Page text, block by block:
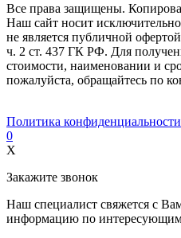
Все права защищены.
Наш сайт носит
не является публичной
ч. 2 ст. 437 ГК РФ. Для
стоимости, наименовании и
пожалуйста, обращайтесь по
Политика конфиденциальности
0
X
Закажите звонок
Наш специалист свяжется с
информацию по